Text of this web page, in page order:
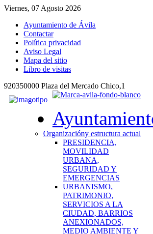
Viernes, 07 Agosto 2026
Ayuntamiento de Ávila
Contactar
Política privacidad
Aviso Legal
Mapa del sitio
Libro de visitas
920350000 Plaza del Mercado Chico,1
Organizacióny estructura actual
PRESIDENCIA,
MOVILIDAD
URBANA,
SEGURIDAD Y
EMERGENCIAS
URBANISMO,
PATRIMONIO,
SERVICIOS A LA
CIUDAD, BARRIOS
ANEXIONADOS,
MEDIO AMBIENTE Y